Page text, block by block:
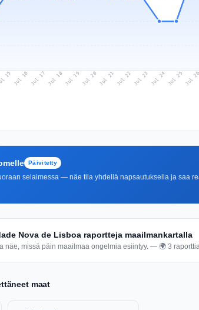
15 Jul 16 Jul 17 Jul 18Jul 19 Jul 20 Jul 21 Jul 22 Jul 23 Jul 24 Jul 25 Jul 26
Päivitetty
selaimessa — näe tila yhdellä napsautuksella ja saa
Nova de Lisboa raportteja maailmankartalla
näe, missä päin maailmaa ongelmia esiintyy. — 🌍 3
maat